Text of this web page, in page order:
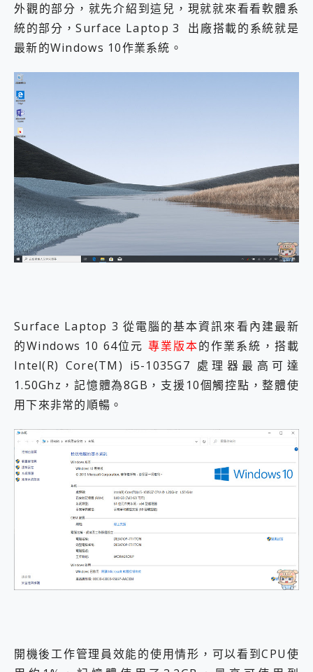
外觀的部分，就先介紹到這兒，現就就來看看軟體系
統的部分，Surface Laptop 3 出廠搭載的系統就是
最新的Windows 10作業系統。
Surface Laptop 3 從電腦的基本資訊來看內建最新
的Windows 10 64位元 專業版本的作業系統，搭載
Intel(R) Core(TM) i5-1035G7 處理器最高可達
1.50Ghz，記憶體為8GB，支援10個觸控點，整體使
用下來非常的順暢。
開機後工作管理員效能的使用情形，可以看到CPU使